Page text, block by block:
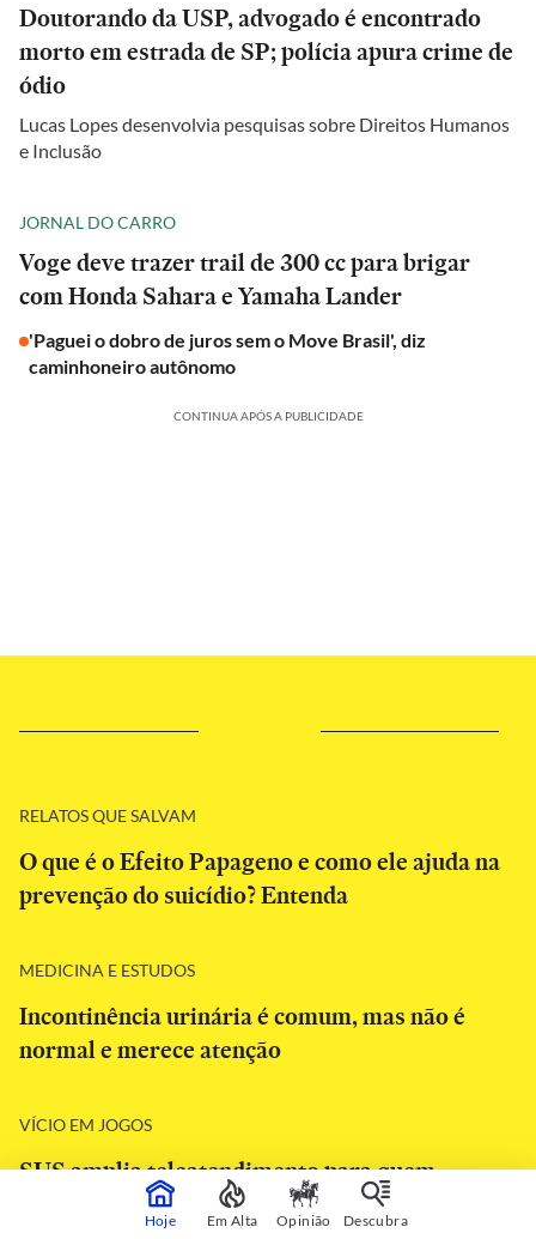
Doutorando da USP, advogado é encontrado
morto em estrada de SP; polícia apura crime de
ódio
Lucas Lopes desenvolvia pesquisas sobre Direitos Humanos
e Inclusão
JORNAL DO CARRO
Voge deve trazer trail de 300 cc para brigar
com Honda Sahara e Yamaha Lander
'Paguei o dobro de juros sem o Move Brasil', diz
caminhoneiro autônomo
CONTINUA APÓS A PUBLICIDADE
RELATOS QUE SALVAM
O que é o Efeito Papageno e como ele ajuda na
prevenção do suicídio? Entenda
MEDICINA E ESTUDOS
Incontinência urinária é comum, mas não é
normal e merece atenção
VÍCIO EM JOGOS
SUS amplia teleatendimento para quem
enfrenta problemas com bets; saiba como
Hoje Em Alta Opinião Descubra